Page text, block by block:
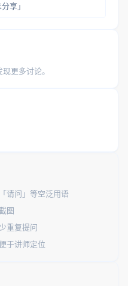
享」
现更多讨论。
请问」等空泛用语
图
重复提问
于讲师定位